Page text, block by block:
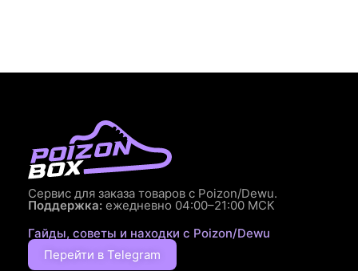
Сервис для заказа товаров с Poizon/Dewu.
Поддержка: ежедневно 04:00–21:00 МСК
Гайды, советы и находки с Poizon/Dewu
Перейти в Telegram